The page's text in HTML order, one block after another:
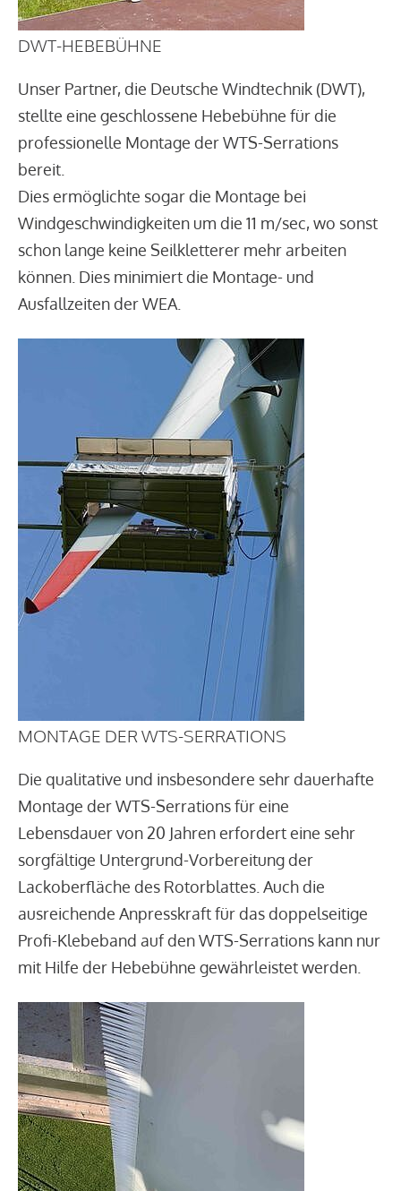
DWT-HEBEBÜHNE
Unser Partner, die Deutsche Windtechnik (DWT),
stellte eine geschlossene Hebebühne für die
professionelle Montage der WTS-Serrations
bereit.
Dies ermöglichte sogar die Montage bei
Windgeschwindigkeiten um die 11 m/sec, wo sonst
schon lange keine Seilkletterer mehr arbeiten
können. Dies minimiert die Montage- und
Ausfallzeiten der WEA.
MONTAGE DER WTS-SERRATIONS
Die qualitative und insbesondere sehr dauerhafte
Montage der WTS-Serrations für eine
Lebensdauer von 20 Jahren erfordert eine sehr
sorgfältige Untergrund-Vorbereitung der
Lackoberfläche des Rotorblattes. Auch die
ausreichende Anpresskraft für das doppelseitige
Profi-Klebeband auf den WTS-Serrations kann nur
mit Hilfe der Hebebühne gewährleistet werden.